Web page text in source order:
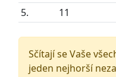
5.
11
Sčítají se Vaše
jeden nejhorší